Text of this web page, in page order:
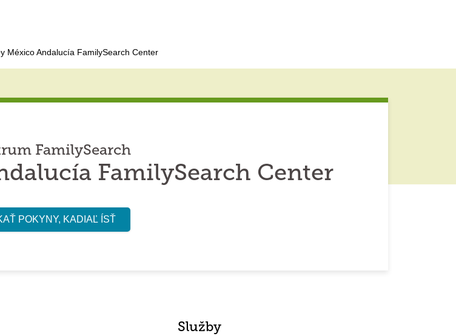
México Andalucía FamilySearch Center
FamilySearch
FamilySearch Center
POKYNY, KADIAĽ ÍSŤ
Služby